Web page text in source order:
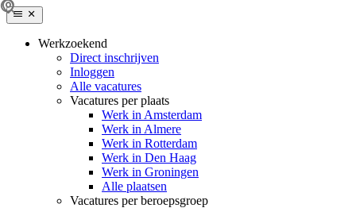
Werkzoekend
Direct inschrijven
Inloggen
Alle vacatures
Vacatures per plaats
Werk in Amsterdam
Werk in Almere
Werk in Rotterdam
Werk in Den Haag
Werk in Groningen
Alle plaatsen
Vacatures per beroepsgroep